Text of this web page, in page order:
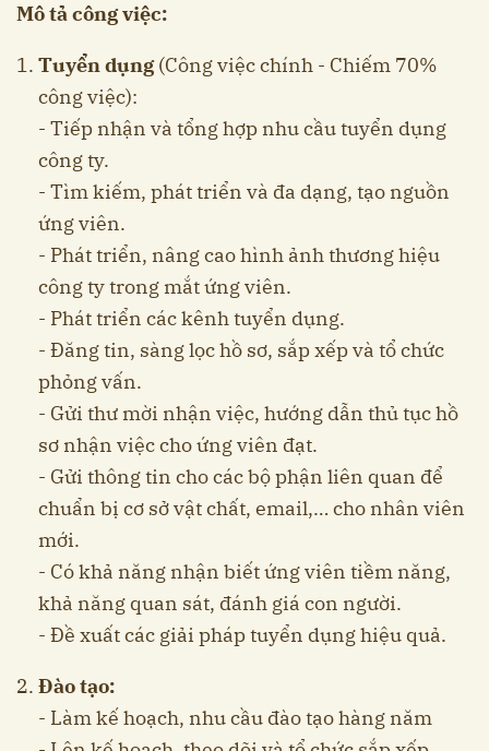
Mô tả công việc:
Tuyển dụng(Công việc chính - Chiếm 70%
công việc):
- Tiếp nhận và tổng hợp nhu cầu tuyển dụng
công ty.
- Tìm kiếm, phát triển và đa dạng, tạo nguồn
ứng viên.
- Phát triển, nâng cao hình ảnh thương hiệu
công ty trong mắt ứng viên.
- Phát triển các kênh tuyển dụng.
- Đăng tin, sàng lọc hồ sơ, sắp xếp và tổ chức
phỏng vấn.
- Gửi thư mời nhận việc, hướng dẫn thủ tục hồ
sơ nhận việc cho ứng viên đạt.
- Gửi thông tin cho các bộ phận liên quan để
chuẩn bị cơ sở vật chất, email,… cho nhân viên
mới.
- Có khả năng nhận biết ứng viên tiềm năng,
khả năng quan sát, đánh giá con người.
- Đề xuất các giải pháp tuyển dụng hiệu quả.
Đào tạo:
- Làm kế hoạch, nhu cầu đào tạo hàng năm